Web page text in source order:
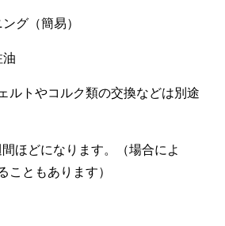
グ（簡易）
油
ルトやコルク類の交換などは別途
ほどになります。（場合によ
こともあります）